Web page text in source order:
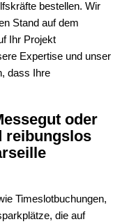
bestellen. Wir
Stand auf dem
Ihr Projekt
Expertise und unser
dass Ihre
oder
reibungslos
Timeslotbuchungen,
die auf